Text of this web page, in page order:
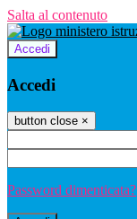
Salta al contenuto
Accedi
Accedi
button close ×
Password dimenticata?